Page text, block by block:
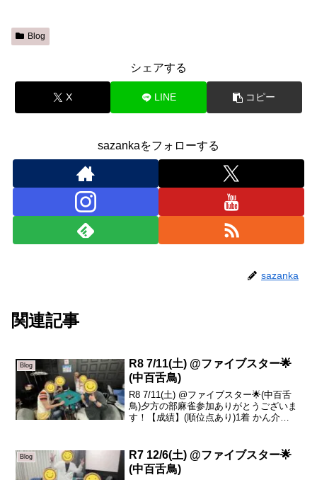
Blog
シェアする
X LINE コピー
sazankaをフォローする
sazanka
関連記事
Blog
R8 7/11(土) @ファイブスター🌟
(中百舌鳥)
R8 7/11(土) @ファイブスター🌟(中百舌
鳥)夕方の部麻雀参加ありがとうございま
す！【成績】(順位点あり)1着 かん介
ップはかん...
Blog
R7 12/6(土) @ファイブスター🌟
(中百舌鳥)